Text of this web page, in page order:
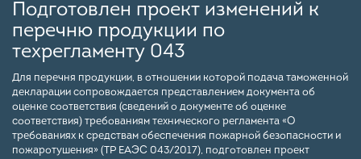
Подготовлен проект изменений к
перечню продукции по
техрегламенту 043
Для перечня продукции, в отношении которой подача таможенной
декларации сопровождается представлением документа об
оценке соответствия (сведений о документе об оценке
соответствия) требованиям технического регламента «О
требованиях к средствам обеспечения пожарной безопасности и
пожаротушения» (ТР ЕАЭС 043/2017), подготовлен проект